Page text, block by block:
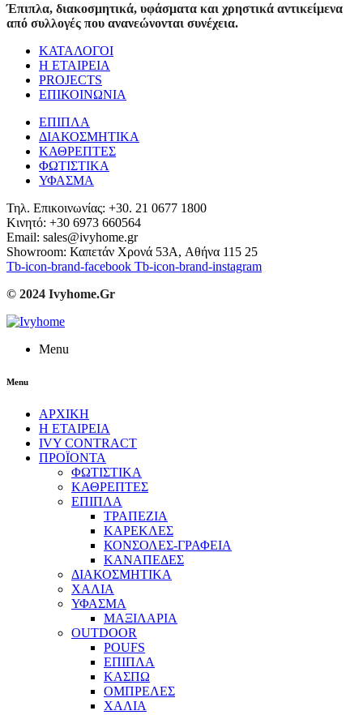
Έπιπλα, διακοσμητικά, υφάσματα και χρηστικά αντικείμενα
από συλλογές που ανανεώνονται συνέχεια.
ΚΑΤΑΛΟΓΟΙ
Η ΕΤΑΙΡΕΙΑ
PROJECTS
ΕΠΙΚΟΙΝΩΝΙΑ
ΕΠΙΠΛΑ
ΔΙΑΚΟΣΜΗΤΙΚΑ
ΚΑΘΡΕΠΤΕΣ
ΦΩΤΙΣΤΙΚΑ
ΥΦΑΣΜΑ
Τηλ. Επικοινωνίας: +30. 21 0677 1800
Κινητό: +30 6973 660564
Email: sales@ivyhome.gr
Showroom: Καπετάν Χρονά 53A, Αθήνα 115 25
Tb-icon-brand-facebook Tb-icon-brand-instagram
© 2024 Ivyhome.Gr
Menu
Menu
ΑΡΧΙΚΗ
Η ΕΤΑΙΡΕΙΑ
IVY CONTRACT
ΠΡΟΪΟΝΤΑ
ΦΩΤΙΣΤΙΚΑ
ΚΑΘΡΕΠΤΕΣ
ΕΠΙΠΛΑ
ΤΡΑΠΕΖΙΑ
ΚΑΡΕΚΛΕΣ
ΚΟΝΣΟΛΕΣ-ΓΡΑΦΕΙΑ
ΚΑΝΑΠΕΔΕΣ
ΔΙΑΚΟΣΜΗΤΙΚΑ
ΧΑΛΙΑ
ΥΦΑΣΜΑ
ΜΑΞΙΛΑΡΙΑ
OUTDOOR
POUFS
ΕΠΙΠΛΑ
ΚΑΣΠΩ
ΟΜΠΡΕΛΕΣ
ΧΑΛΙΑ